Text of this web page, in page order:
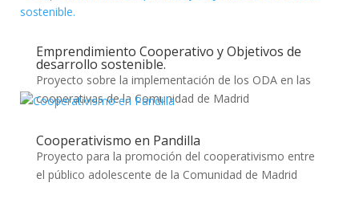
Emprendimiento Cooperativo y Objetivos de
desarrollo sostenible.
Proyecto sobre la implementación de los ODA en las
cooperativas de la Comunidad de Madrid
Cooperativismo en Pandilla
Proyecto para la promoción del cooperativismo entre
el público adolescente de la Comunidad de Madrid